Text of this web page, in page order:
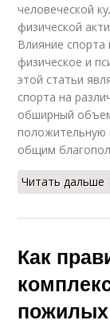
человеческой
физической
Влияние спорта
физическое и
этой статьи
спорта на
обширный
положительную
общим
Читать дальше
Как
пожилых